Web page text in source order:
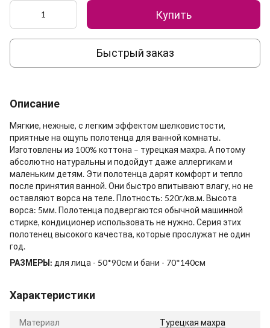
Купить
Быстрый заказ
Описание
Мягкие, нежные, с легким эффектом шелковистости,
приятные на ощупь полотенца для ванной комнаты.
Изготовлены из 100% коттона – турецкая махра. А потому
абсолютно натуральны и подойдут даже аллергикам и
маленьким детям. Эти полотенца дарят комфорт и тепло
после принятия ванной. Они быстро впитывают влагу, но не
оставляют ворса на теле. Плотность: 520г/кв.м. Высота
ворса: 5мм. Полотенца подвергаются обычной машинной
стирке, кондиционер использовать не нужно. Серия этих
полотенец высокого качества, которые прослужат не один
год.
РАЗМЕРЫ: для лица - 50*90см и бани - 70*140см
Характеристики
Материал Турецкая махра